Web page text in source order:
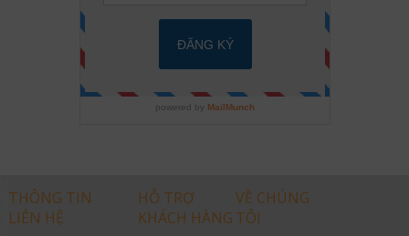
THÔNG TIN
LIÊN HỆ
HỖ TRỢ
KHÁCH HÀNG
VỀ CHÚNG
TÔI